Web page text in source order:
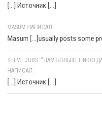
[…] Источник […]
MASUM НАПИСАЛ:
Masum [...]usually posts some
STEVE JOBS: “НАМ БОЛЬШЕ
НАПИСАЛ:
[…] Источник […]